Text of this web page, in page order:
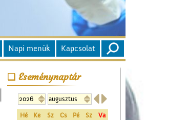
Napi menük Kapcsolat
Eseménynaptár

Hé Ke Sz Cs Pé Sz
Va